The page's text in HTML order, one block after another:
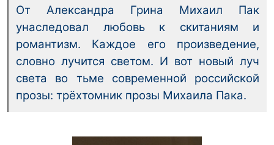
От Александра Грина Михаил Пак
унаследовал любовь к скитаниям и
романтизм. Каждое его произведение,
словно лучится светом. И вот новый луч
света во тьме современной российской
прозы: трёхтомник прозы Михаила Пака.